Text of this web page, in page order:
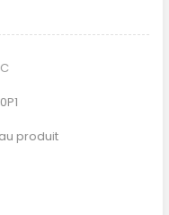
produit